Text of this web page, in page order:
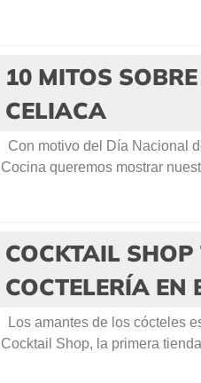
10 MITOS
CELIACA
Con motivo del Día Nacional
Cocina queremos mostrar
COCKTAIL
COCTELERÍA EN
Los amantes de los cócteles
Cocktail Shop, la primera